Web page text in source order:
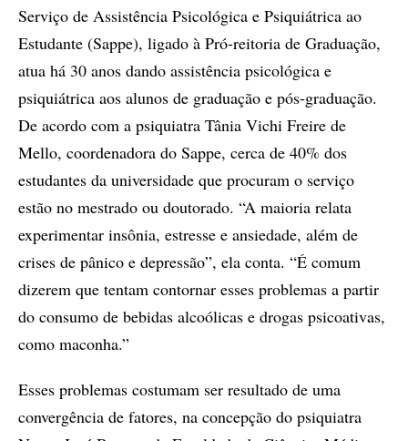
Serviço de Assistência Psicológica e Psiquiátrica ao
Estudante (Sappe), ligado à Pró-reitoria de Graduação,
atua há 30 anos dando assistência psicológica e
psiquiátrica aos alunos de graduação e pós-graduação.
De acordo com a psiquiatra Tânia Vichi Freire de
Mello, coordenadora do Sappe, cerca de 40% dos
estudantes da universidade que procuram o serviço
estão no mestrado ou doutorado. “A maioria relata
experimentar insônia, estresse e ansiedade, além de
crises de pânico e depressão”, ela conta. “É comum
dizerem que tentam contornar esses problemas a partir
do consumo de bebidas alcoólicas e drogas psicoativas,
como maconha.”
Esses problemas costumam ser resultado de uma
convergência de fatores, na concepção do psiquiatra